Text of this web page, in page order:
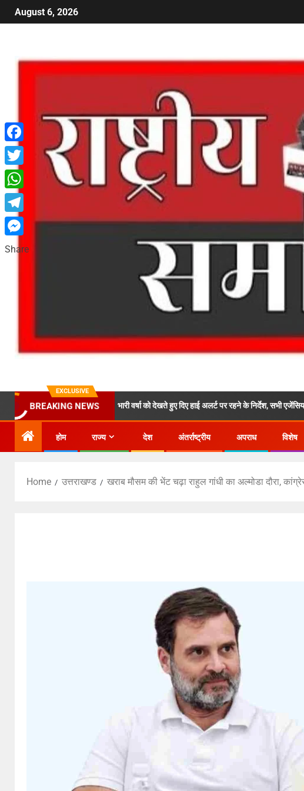
August 6, 2026
EXCLUSIVE
BREAKING NEWS
मुख्यमंत्री ने भारी वर्षा को देखते हुए दिए हाई अलर्ट पर रहने के निर्देश, सभी एजेंसियां पूरी तरह सतर्क
होम राज्य देश अंतर्राष्ट्रीय अपराध विशेष
Home उत्तराखण्ड खराब मौसम की भेंट चढ़ा राहुल गांधी का अल्मोडा दौरा,
Facebook
Twitter
WhatsApp
Telegram
Messenger
Share